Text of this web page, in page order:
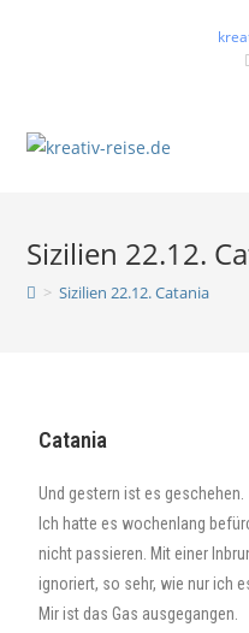
Sizilien 22.12.
> Sizilien 22.12. Catania
Catania
Und gestern ist es geschehen.
Ich hatte es wochenlang
nicht passieren. Mit einer
ignoriert, so sehr, wie nur ich
Mir ist das Gas ausgegangen.